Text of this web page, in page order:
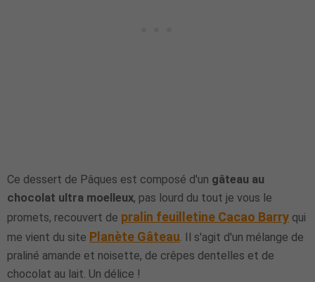
Ce dessert de Pâques est composé d'un gâteau au
chocolat ultra moelleux, pas lourd du tout je vous le
promets, recouvert de pralin feuilletine Cacao Barry qui
me vient du site Planète Gâteau. Il s'agit d'un mélange de
praliné amande et noisette, de crêpes dentelles et de
chocolat au lait. Un délice !